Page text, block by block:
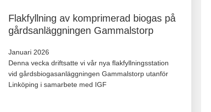
Flakfyllning av komprimerad biogas på
gårdsanläggningen Gammalstorp
Januari 2026
Denna vecka driftsatte vi vår nya flakfyllningsstation
vid gårdsbiogasanläggningen Gammalstorp utanför
Linköping i samarbete med IGF